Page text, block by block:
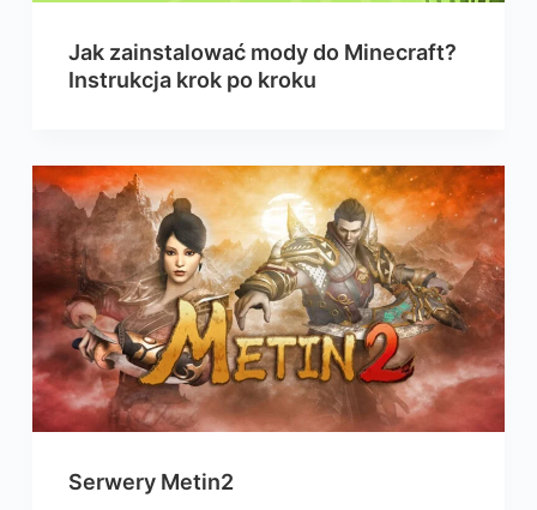
Jak zainstalować mody do Minecraft?
Instrukcja krok po kroku
Serwery Metin2